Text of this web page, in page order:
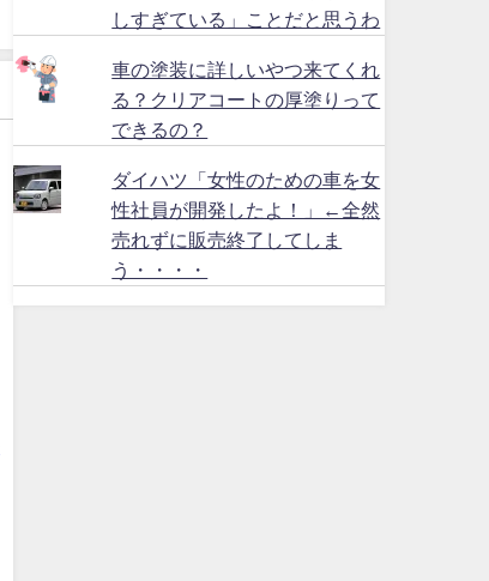
しすぎている」ことだと思うわ
車の塗装に詳しいやつ来てくれ
る？クリアコートの厚塗りって
できるの？
ダイハツ「女性のための車を女
性社員が開発したよ！」←全然
売れずに販売終了してしま
う・・・・